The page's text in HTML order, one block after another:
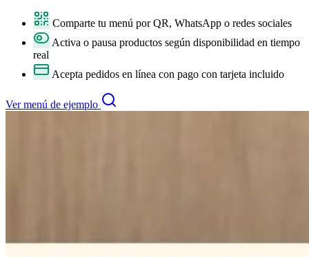
Comparte tu menú por QR, WhatsApp o redes sociales
Activa o pausa productos según disponibilidad en tiempo
real
Acepta pedidos en línea con pago con tarjeta incluido
Ver menú de ejemplo